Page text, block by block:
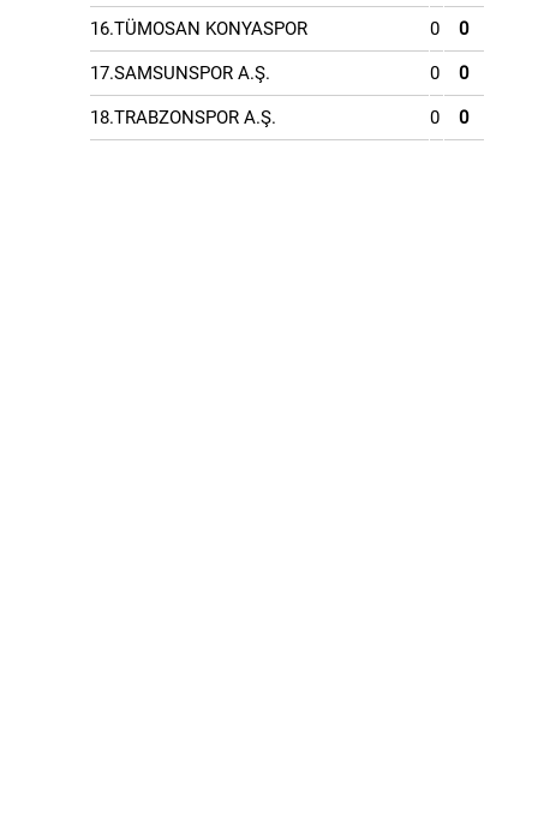
16.TÜMOSAN KONYASPOR 0 0
17.SAMSUNSPOR A.Ş. 0 0
18.TRABZONSPOR A.Ş. 0 0